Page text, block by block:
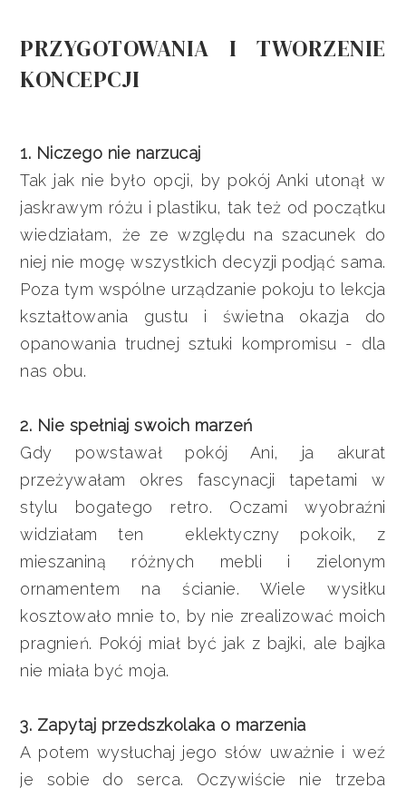
PRZYGOTOWANIA I TWORZENIE
KONCEPCJI
1. Niczego nie narzucaj
Tak jak nie było opcji, by pokój Anki utonął w
jaskrawym różu i plastiku, tak też od początku
wiedziałam, że ze względu na szacunek do
niej nie mogę wszystkich decyzji podjąć sama.
Poza tym wspólne urządzanie pokoju to lekcja
kształtowania gustu i świetna okazja do
opanowania trudnej sztuki kompromisu - dla
nas obu.
2. Nie spełniaj swoich marzeń
Gdy powstawał pokój Ani, ja akurat
przeżywałam okres fascynacji tapetami w
stylu bogatego retro. Oczami wyobraźni
widziałam ten eklektyczny pokoik, z
mieszaniną różnych mebli i zielonym
ornamentem na ścianie. Wiele wysiłku
kosztowało mnie to, by nie zrealizować moich
pragnień. Pokój miał być jak z bajki, ale bajka
nie miała być moja.
3. Zapytaj przedszkolaka o marzenia
A potem wysłuchaj jego słów uważnie i weź
je sobie do serca. Oczywiście nie trzeba